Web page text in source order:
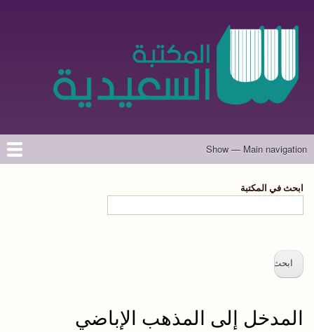
الرئيسي
Main
Show — Main navigation
الرئيسية
المؤلفون
تواصل معنا
حول الموقع
ابحث في المكتبة
المدخل إلى المذهب الإباضي